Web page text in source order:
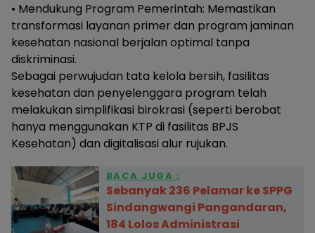
• Mendukung Program Pemerintah: Memastikan
transformasi layanan primer dan program jaminan
kesehatan nasional berjalan optimal tanpa
diskriminasi.
Sebagai perwujudan tata kelola bersih, fasilitas
kesehatan dan penyelenggara program telah
melakukan simplifikasi birokrasi (seperti berobat
hanya menggunakan KTP di fasilitas BPJS
Kesehatan) dan digitalisasi alur rujukan.
BACA JUGA :
Sebanyak 236 Pelamar ke SPPG
Sindangwangi Pangandaran,
184 Lolos Administrasi